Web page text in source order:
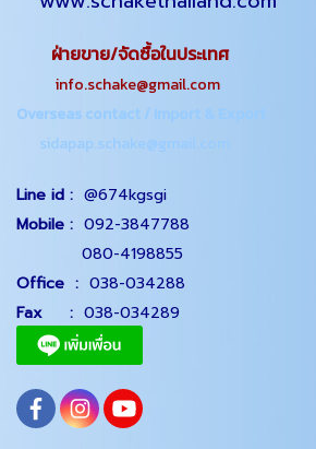
ฝ่ายขาย/จัดซื้อในประเทศ
info.schake@gmail.com
Overseas contact / Import & Export
sidapap.schake@gmail.com
Line id : @674kgsgi
Mobile : 092-3847788
080-4198855
Office : 038-034288
Fax : 038-034289